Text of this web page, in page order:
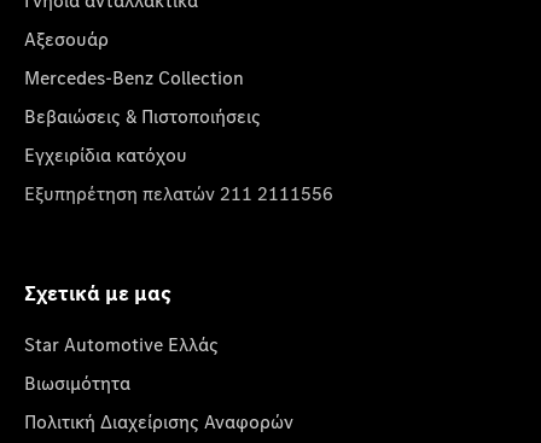
Αξεσουάρ
Mercedes-Benz Collection
Βεβαιώσεις & Πιστοποιήσεις
Εγχειρίδια κατόχου
Εξυπηρέτηση πελατών 211 2111556
Σχετικά με μας
Star Automotive Ελλάς
Βιωσιμότητα
Πολιτική Διαχείρισης Αναφορών